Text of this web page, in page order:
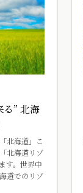
” 北海
北海道」こ
北海道リゾ
す。世界中
道でのリゾ